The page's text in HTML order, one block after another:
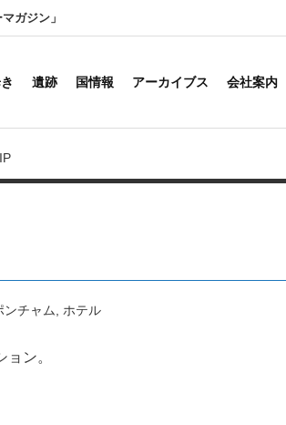
ガジン」
遺跡 国情報 アーカイブス 会社案内
ンチャム ホテル
ン。